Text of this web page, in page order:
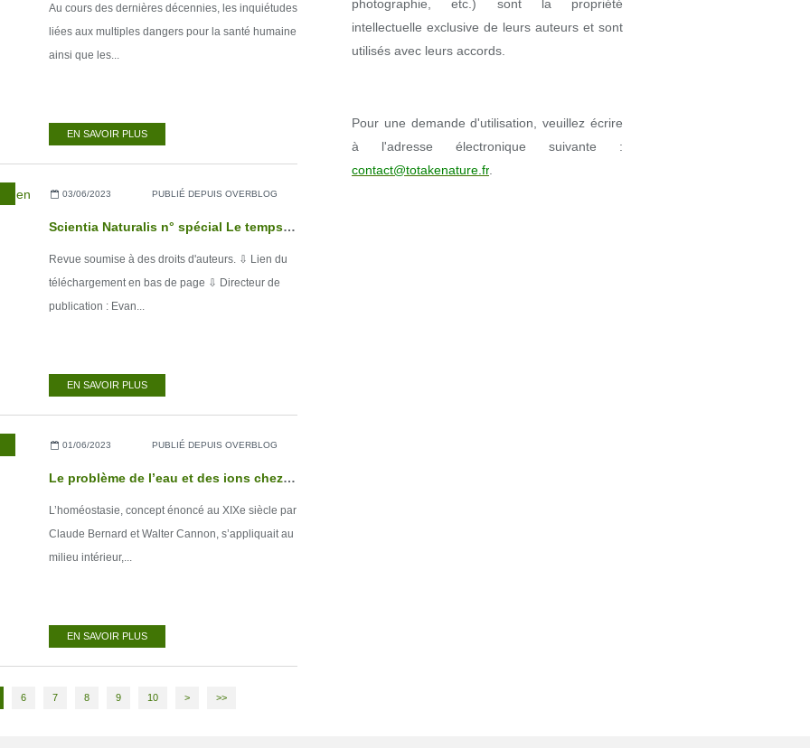
Au cours des dernières décennies, les inquiétudes
liées aux multiples dangers pour la santé humaine
ainsi que les...
EN SAVOIR PLUS
03/06/2023 PUBLIÉ DEPUIS OVERBLOG
Scientia Naturalis n° spécial Le temps en sciences naturelles - Juin 2023
Revue soumise à des droits d'auteurs. ⇩ Lien du
téléchargement en bas de page ⇩ Directeur de
publication : Evan...
EN SAVOIR PLUS
01/06/2023 PUBLIÉ DEPUIS OVERBLOG
Le problème de l’eau et des ions chez les animaux aquatiques
L’homéostasie, concept énoncé au XIXe siècle par
Claude Bernard et Walter Cannon, s’appliquait au
milieu intérieur,...
EN SAVOIR PLUS
6 7 8 9 10 20
30
40
50
60
70
80
> >>
photographie, etc.) sont la propriété
intellectuelle exclusive de leurs auteurs et sont
utilisés avec leurs accords.
Pour une demande d'utilisation, veuillez écrire
à l'adresse électronique suivante :
contact@totakenature.fr